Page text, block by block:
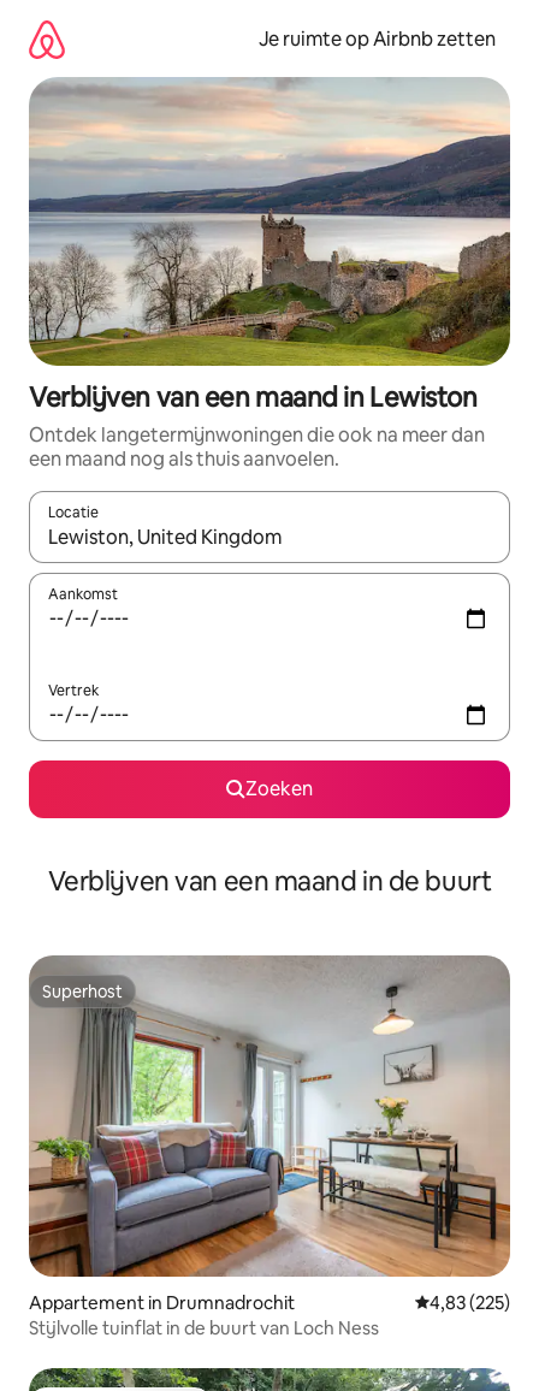
direct
naar
inhoud
Je ruimte op Airbnb zetten
Verblijven van een maand in Lewiston
Ontdek langetermijnwoningen die ook na meer dan
een maand nog als thuis aanvoelen.
Locatie
Wanneer er suggesties beschikbaar zijn, maak je een keuze
Aankomst
Vertrek
Zoeken
Verblijven van een maand in de buurt
Superhost
Superhost
Appartement in Drumnadrochit Gemiddelde
4,83 (225)
Stijlvolle tuinflat in de buurt van Loch Ness